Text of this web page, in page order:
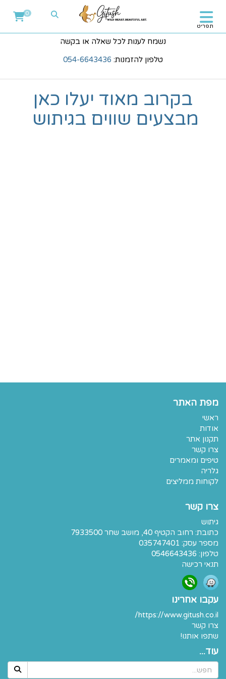
נשמח לענות לכל שאלה או בקשה
טלפון להזמנות: 054-6643436
תפריט
0
בקרוב מאוד יעלו כאן
מבצעים שווים בגיתוש
מפת האתר
ראשי
אודות
תקנון אתר
צרו קשר
טיפים ומאמרים
גלריה
לקוחות ממליצים
צרו קשר
גיתוש
כתובת: רחוב הקטיף 40, מושב שחר 7933500
מספר עסק: 035747401
טלפון: 0546643436
תנאי רכישה
עקבו אחרינו
https://www.gitush.co.il/
צרו קשר
שתפו אותנו!
עוד...